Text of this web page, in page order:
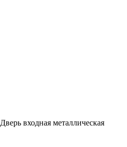
Дверь входная металлическая